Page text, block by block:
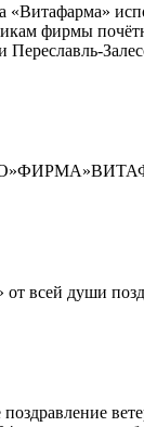
фирмы
души